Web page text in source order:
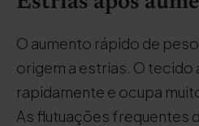
O aumento rápido de
origem a estrias. O
rapidamente e ocupa
As flutuações frequentes